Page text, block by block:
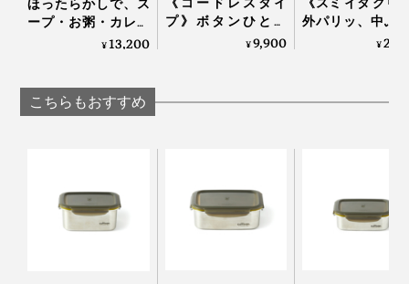
ますが、各サイズ色違いにすると、使うときにフタと容
器の組み合わせがすぐに判別できて便利。
ほったらかしで、ス
ープ・お粥・カレー
も作れる「自動調理
¥13,200
プ》ボタンひとつ
で、刻む・混ぜる・
¥9,900
外パリッ、中ふ
と焼きあがる「
¥
こちらもおすすめ